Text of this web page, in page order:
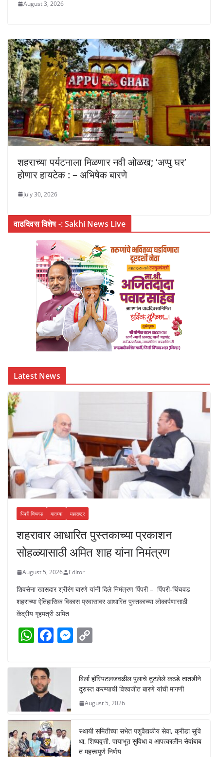
August 3, 2026
शहराच्या पर्यटनाला मिळणार नवी ओळख; ‘अप्पु घर’
होणार हायटेक : – अभिषेक बारणे
July 30, 2026
वाढदिवस विशेष -: Sakhi News Live
Latest News
पिंपरी चिंचवड बातम्या महाराष्ट्र
शहरावार आधारित पुस्तकाच्या प्रकाशन
सोहळ्यासाठी अमित शाह यांना निमंत्रण
August 5, 2026 Editor
शिवसेना खासदार श्रीरंग बारणे यांनी दिले निमंत्रण पिंपरी – पिंपरी-चिंचवड
शहराच्या ऐतिहासिक विकास प्रवासावर आधारित पुस्तकाच्या लोकार्पणासाठी
केंद्रीय गृहमंत्री अमित
W
at
s
A
p
p
F
c
b
o
o
k
M
e
n
er
y
Li
n
k
बिर्ला हॉस्पिटलजवळील पुलाचे तुटलेले कठडे तातडीने
दुरुस्त करण्याची विश्वजीत बारणे यांची मागणी
August 5, 2026
स्थायी समितीच्या सभेत पशुवैद्यकीय सेवा, क्रीडा सुवि
धा, शिष्यवृत्ती, पायाभूत सुविधा व आपत्कालीन सेवांबाब
त महत्त्वपूर्ण निर्णय